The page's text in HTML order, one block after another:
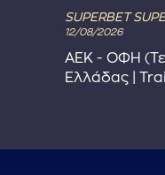
SUPERBET
12/08/2026
ΑΕΚ - ΟΦΗ
Ελλάδας |